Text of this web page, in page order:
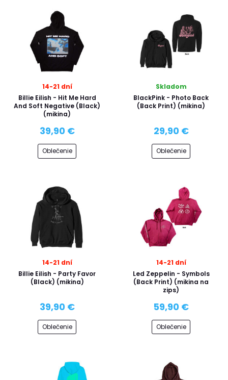
14-21 dní
Billie Eilish - Hit Me Hard
And Soft Negative (Black)
(mikina)
39,90 €
Oblečenie
Skladom
BlackPink - Photo Back
(Back Print) (mikina)
29,90 €
Oblečenie
14-21 dní
Billie Eilish - Party Favor
(Black) (mikina)
39,90 €
Oblečenie
14-21 dní
Led Zeppelin - Symbols
(Back Print) (mikina na
zips)
59,90 €
Oblečenie